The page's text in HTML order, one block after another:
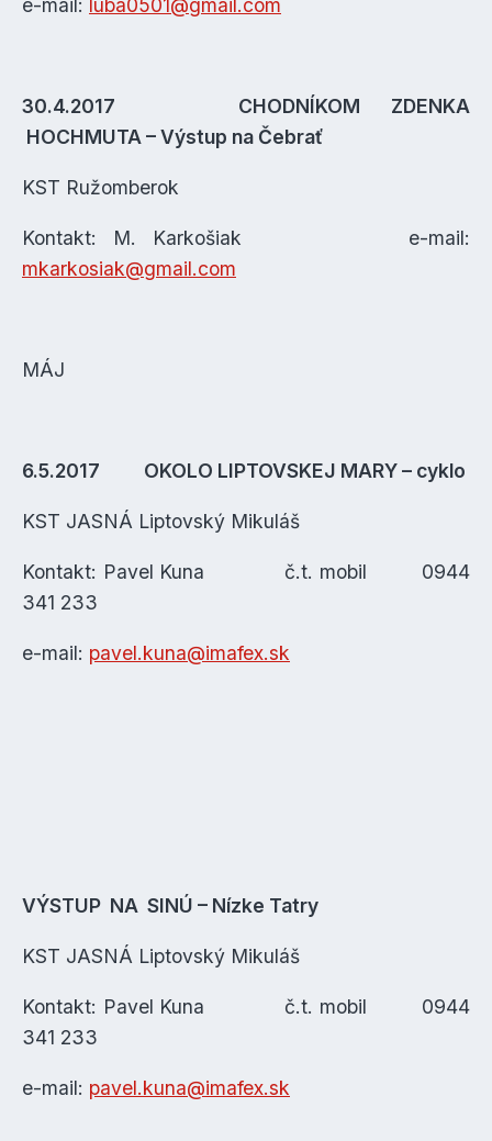
e-mail: luba0501@gmail.com
30.4.2017 CHODNÍKOM ZDENKA
HOCHMUTA – Výstup na Čebrať
KST Ružomberok
Kontakt: M. Karkošiak e-mail:
mkarkosiak@gmail.com
MÁJ
6.5.2017 OKOLO LIPTOVSKEJ MARY – cyklo
KST JASNÁ Liptovský Mikuláš
Kontakt: Pavel Kuna č.t. mobil 0944
341 233
e-mail: pavel.kuna@imafex.sk
VÝSTUP NA SINÚ – Nízke Tatry
KST JASNÁ Liptovský Mikuláš
Kontakt: Pavel Kuna č.t. mobil 0944
341 233
e-mail: pavel.kuna@imafex.sk